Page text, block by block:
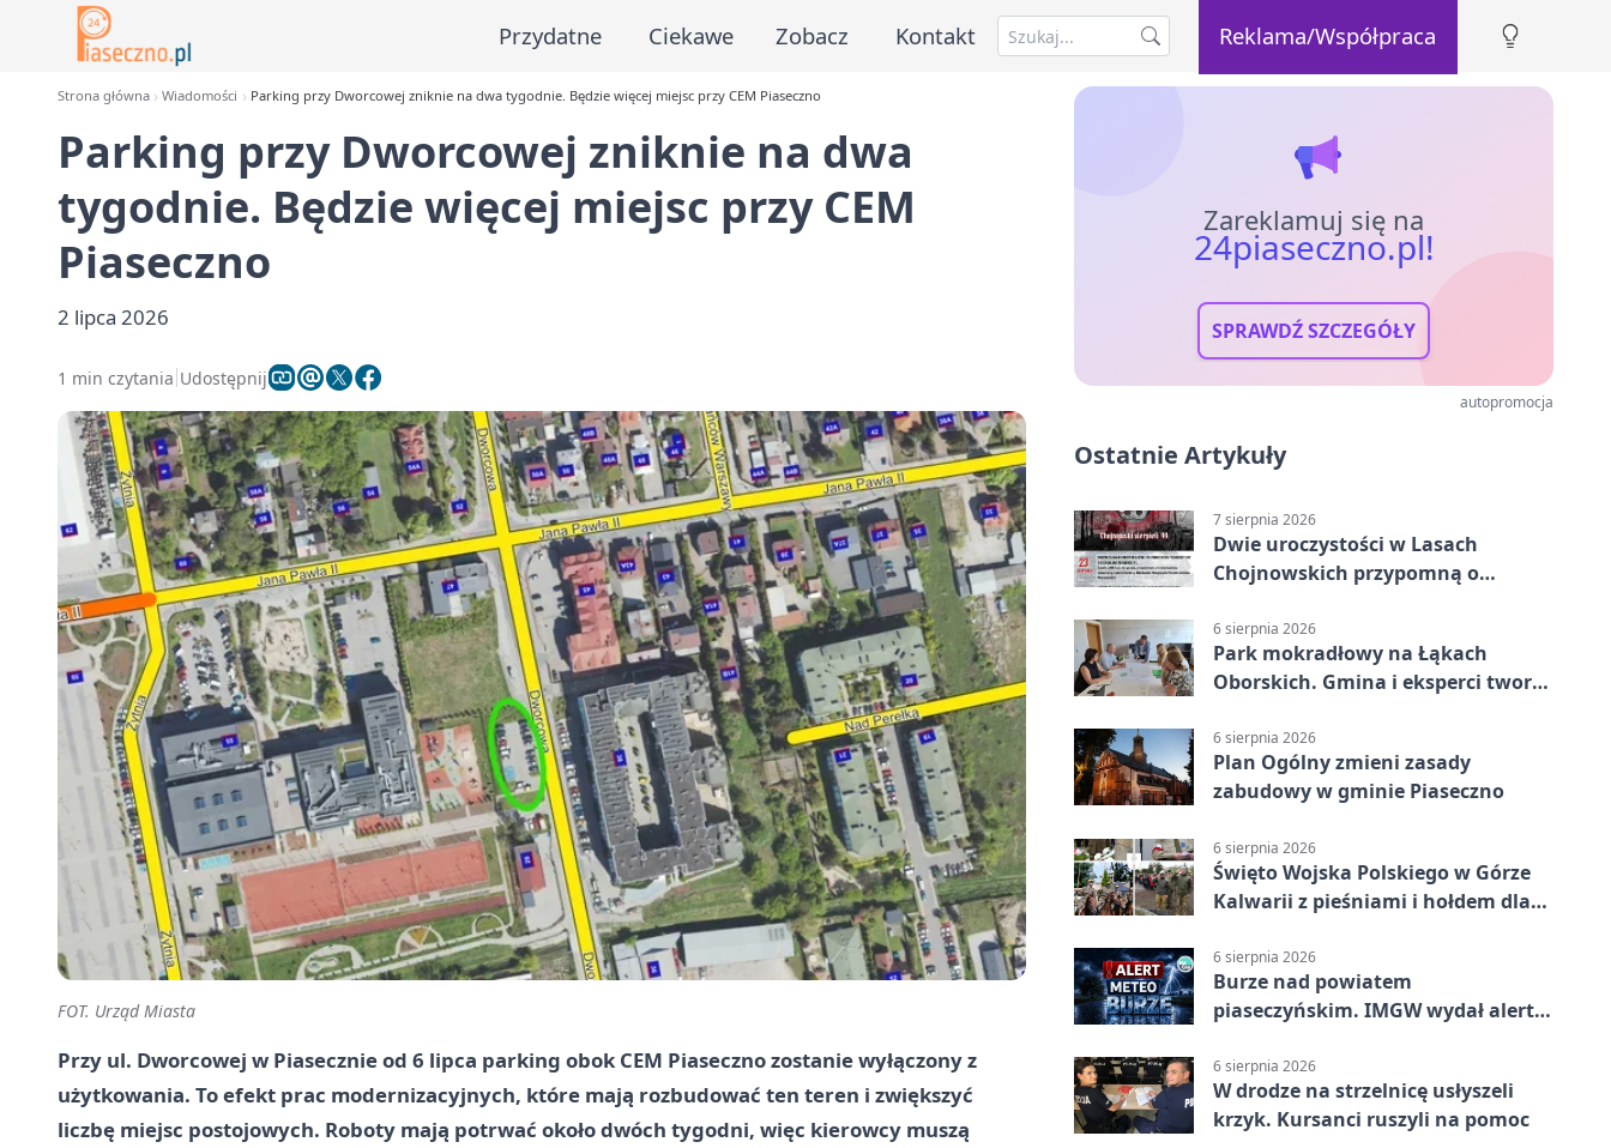
Przydatne Ciekawe Zobacz Kontakt Reklama/Współpraca
Strona główna Wiadomości Parking przy Dworcowej zniknie na dwa tygodnie. Będzie więcej miejsc przy CEM Piaseczno
Parking przy Dworcowej zniknie na dwa
tygodnie. Będzie więcej miejsc przy CEM
Piaseczno
2 lipca 2026
1 min czytania Udostępnij
FOT. Urząd Miasta
Przy ul. Dworcowej w Piasecznie od 6 lipca parking obok CEM Piaseczno zostanie wyłączony z
użytkowania. To efekt prac modernizacyjnych, które mają rozbudować ten teren i zwiększyć
liczbę miejsc postojowych. Roboty mają potrwać około dwóch tygodni, więc kierowcy muszą
Zareklamuj się na
24piaseczno.pl!
SPRAWDŹ SZCZEGÓŁY
autopromocja
Ostatnie Artykuły
7 sierpnia 2026
Dwie uroczystości w Lasach
Chojnowskich przypomną o
6 sierpnia 2026
Park mokradłowy na Łąkach
Oborskich. Gmina i eksperci tworzą
6 sierpnia 2026
Plan Ogólny zmieni zasady
zabudowy w gminie Piaseczno
6 sierpnia 2026
Święto Wojska Polskiego w Górze
Kalwarii z pieśniami i hołdem dla
6 sierpnia 2026
Burze nad powiatem
piaseczyńskim. IMGW wydał alert
6 sierpnia 2026
W drodze na strzelnicę usłyszeli
krzyk. Kursanci ruszyli na pomoc